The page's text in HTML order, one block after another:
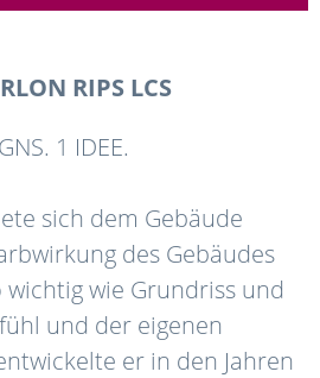
RIPS LCS
1 IDEE.
sich dem Gebäude
des Gebäudes
wie Grundriss und
und der eigenen
er in den Jahren